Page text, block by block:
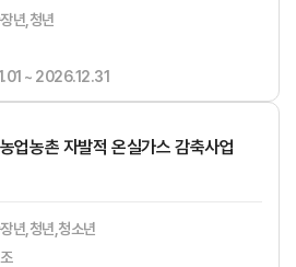
년,청년
~ 2026.12.31
농업농촌 자발적 온실가스 감축사업
년,청년,청소년